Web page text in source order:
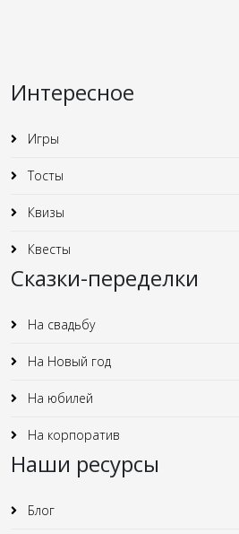
Интересное
Игры
Тосты
Квизы
Квесты
Сказки-переделки
На свадьбу
На Новый год
На юбилей
На корпоратив
Наши ресурсы
Блог